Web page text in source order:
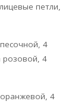
петли,
4
розовой, 4
4